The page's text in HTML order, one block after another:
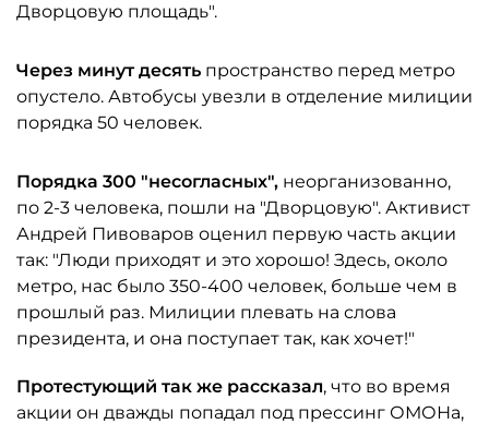
Дворцовую площадь".
Через минут десять пространство перед метро
опустело. Автобусы увезли в отделение милиции
порядка 50 человек.
Порядка 300 "несогласных", неорганизованно,
по 2-3 человека, пошли на "Дворцовую". Активист
Андрей Пивоваров оценил первую часть акции
так: "Люди приходят и это хорошо! Здесь, около
метро, нас было 350-400 человек, больше чем в
прошлый раз. Милиции плевать на слова
президента, и она поступает так, как хочет!"
Протестующий так же рассказал, что во время
акции он дважды попадал под прессинг ОМОНа,